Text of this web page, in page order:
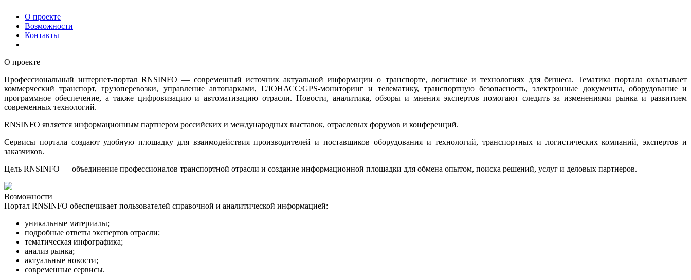
О проекте
Возможности
Контакты
О проекте
Профессиональный интернет-портал RNSINFO — современный источник актуальной информации о транспорте, логистике и технологиях для бизнеса. Тематика портала охватывает
коммерческий транспорт, грузоперевозки, управление автопарками, ГЛОНАСС/GPS-мониторинг и телематику, транспортную безопасность, электронные документы, оборудование и
программное обеспечение, а также цифровизацию и автоматизацию отрасли. Новости, аналитика, обзоры и мнения экспертов помогают следить за изменениями рынка и развитием
современных технологий.
RNSINFO является информационным партнером российских и международных выставок, отраслевых форумов и конференций.
Сервисы портала создают удобную площадку для взаимодействия производителей и поставщиков оборудования и технологий, транспортных и логистических компаний, экспертов и
заказчиков.
Цель RNSINFO — объединение профессионалов транспортной отрасли и создание информационной площадки для обмена опытом, поиска решений, услуг и деловых партнеров.
Возможности
Портал RNSINFO обеспечивает пользователей справочной и аналитической информацией:
уникальные материалы;
подробные ответы экспертов отрасли;
тематическая инфографика;
анализ рынка;
актуальные новости;
современные сервисы.